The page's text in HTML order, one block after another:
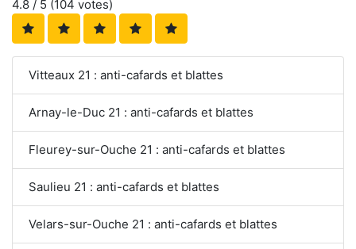
4.8 / 5 (104 votes)
Vitteaux 21 : anti-cafards et blattes
Arnay-le-Duc 21 : anti-cafards et blattes
Fleurey-sur-Ouche 21 : anti-cafards et blattes
Saulieu 21 : anti-cafards et blattes
Velars-sur-Ouche 21 : anti-cafards et blattes